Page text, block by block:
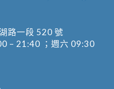
路一段 520 號
– 21:40 ；週六 09:30